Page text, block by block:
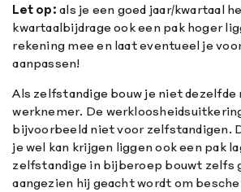
Let op: als je een goed jaar/kwartaal
kwartaalbijdrage ook een pak hoger
rekening mee en laat eventueel je
aanpassen!
Als zelfstandige bouw je niet dezelfde
werknemer. De
bijvoorbeeld niet voor zelfstandigen.
je wel kan krijgen liggen ook een pak
zelfstandige in bijberoep bouwt zelfs
aangezien hij geacht wordt om